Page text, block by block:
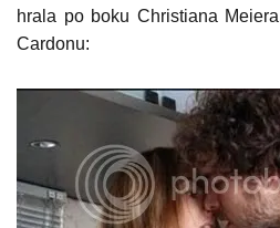
hrala po boku Christiana
Cardonu: